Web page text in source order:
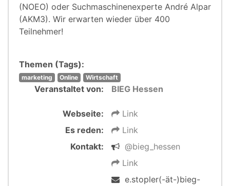
(NOEO) oder Suchmaschinenexperte André Alpar
(AKM3). Wir erwarten wieder über 400
Teilnehmer!
Themen (Tags):
marketing Online Wirtschaft
Veranstaltet von: BIEG Hessen
Webseite:
Link
Es reden:
Link
Kontakt:
@bieg_hessen
Link
e.stopler(-ät-)bieg-